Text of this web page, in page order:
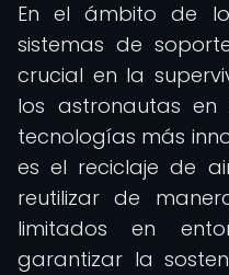
En el ámbito de
sistemas de
crucial en la
los astronautas
tecnologías más
es el reciclaje de
reutilizar de
limitados en
garantizar la